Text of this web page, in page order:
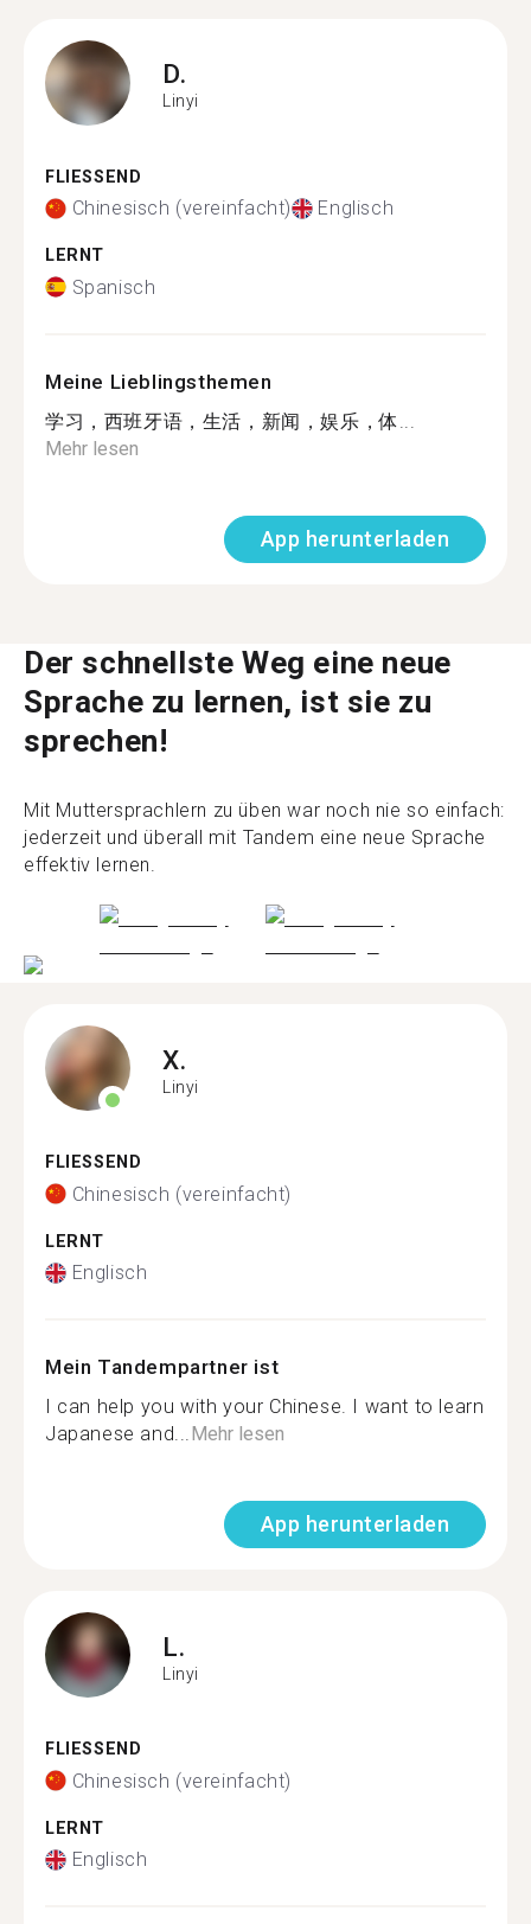
D.
Linyi
FLIESSEND
Chinesisch (vereinfacht) Englisch
LERNT
Spanisch
Meine Lieblingsthemen
学习，西班牙语，生活，新闻，娱乐，体...
Mehr lesen
App herunterladen
Der schnellste Weg eine neue
Sprache zu lernen, ist sie zu
sprechen!
Mit Muttersprachlern zu üben war noch nie so einfach:
jederzeit und überall mit Tandem eine neue Sprache
effektiv lernen.
X.
Linyi
FLIESSEND
Chinesisch (vereinfacht)
LERNT
Englisch
Mein Tandempartner ist
I can help you with your Chinese. I want to learn
Japanese and...Mehr lesen
App herunterladen
L.
Linyi
FLIESSEND
Chinesisch (vereinfacht)
LERNT
Englisch